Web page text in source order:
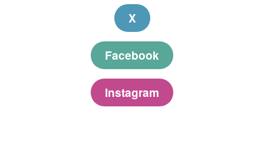
X
Facebook
Instagram